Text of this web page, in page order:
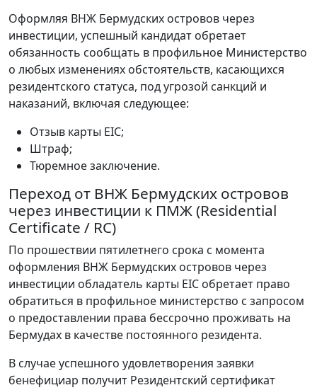
Оформляя ВНЖ Бермудских островов через
инвестиции, успешный кандидат обретает
обязанность сообщать в профильное Министерство
о любых изменениях обстоятельств, касающихся
резидентского статуса, под угрозой санкций и
наказаний, включая следующее:
Отзыв карты EIC;
Штраф;
Тюремное заключение.
Переход от ВНЖ Бермудских островов
через инвестиции к ПМЖ (Residential
Certificate / RC)
По прошествии пятилетнего срока с момента
оформления ВНЖ Бермудских островов через
инвестиции обладатель карты EIC обретает право
обратиться в профильное министерство с запросом
о предоставлении права бессрочно проживать на
Бермудах в качестве постоянного резидента.
В случае успешного удовлетворения заявки
бенефициар получит Резидентский сертификат